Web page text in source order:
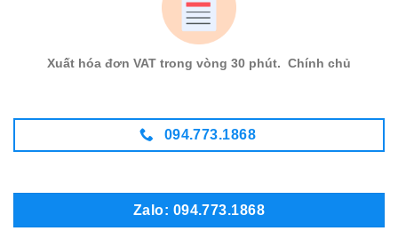
Xuất hóa đơn VAT trong vòng 30 phút. Chính chủ
094.773.1868
Zalo: 094.773.1868